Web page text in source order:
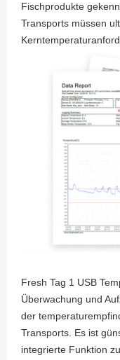
Fischprodukte
Transports müssen
Fresh Tag 1 USB
Überwachung und
der
Transports. Es ist
integrierte Funktion